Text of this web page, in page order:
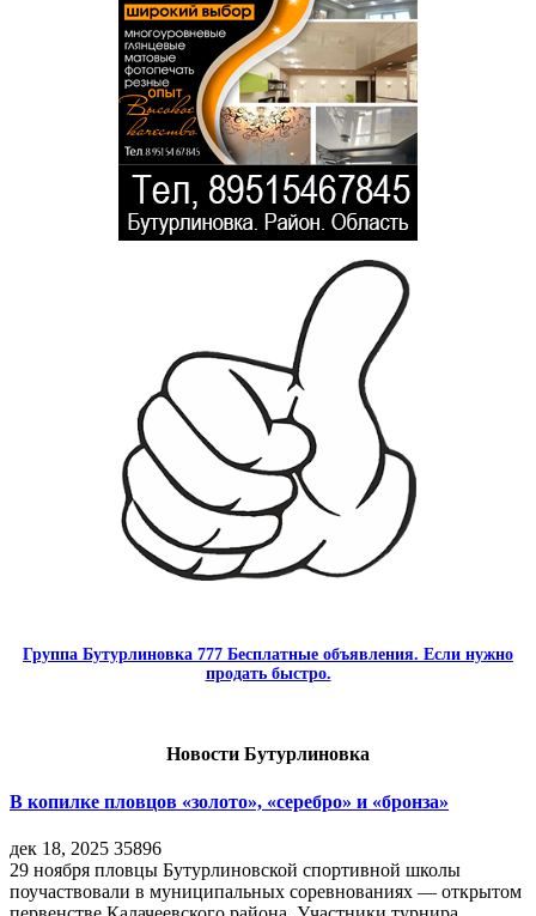
Группа Бутурлиновка 777 Бесплатные объявления. Если нужно
продать быстро.
Новости Бутурлиновка
В копилке пловцов «золото», «серебро» и «бронза»
дек 18, 2025 35896
29 ноября пловцы Бутурлиновской спортивной школы
поучаствовали в муниципальных соревнованиях — открытом